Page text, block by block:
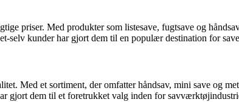
priser. Med produkter som listesave, fugtsave og
kunder har gjort dem til en populær destination for
Med et sortiment, der omfatter håndsav, mini save og
gjort dem til et foretrukket valg inden for